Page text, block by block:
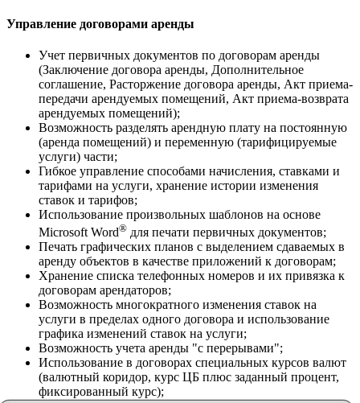
Управление договорами аренды
Учет первичных документов по договорам аренды
(Заключение договора аренды, Дополнительное
соглашение, Расторжение договора аренды, Акт приема-
передачи арендуемых помещений, Акт приема-возврата
арендуемых помещений);
Возможность разделять арендную плату на постоянную
(аренда помещений) и переменную (тарифицируемые
услуги) части;
Гибкое управление способами начисления, ставками и
тарифами на услуги, хранение истории изменения
ставок и тарифов;
Использование произвольных шаблонов на основе
Microsoft Word® для печати первичных документов;
Печать графических планов с выделением сдаваемых в
аренду объектов в качестве приложений к договорам;
Хранение списка телефонных номеров и их привязка к
договорам арендаторов;
Возможность многократного изменения ставок на
услуги в пределах одного договора и использование
графика изменений ставок на услуги;
Возможность учета аренды "с перерывами";
Использование в договорах специальных курсов валют
(валютный коридор, курс ЦБ плюс заданный процент,
фиксированный курс);